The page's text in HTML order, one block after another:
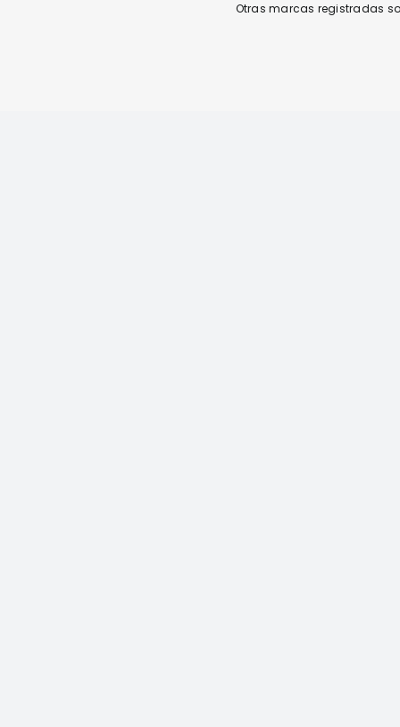
Otras marcas registradas